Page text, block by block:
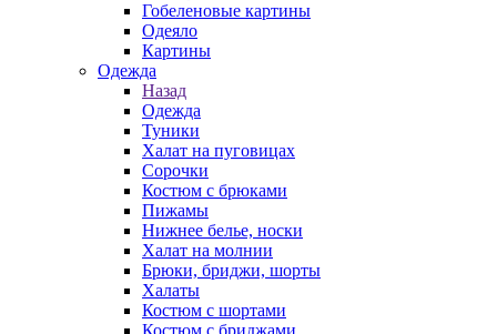
Гобеленовые картины
Одеяло
Картины
Одежда
Назад
Одежда
Туники
Халат на пуговицах
Сорочки
Костюм с брюками
Пижамы
Нижнее белье, носки
Халат на молнии
Брюки, бриджи, шорты
Халаты
Костюм с шортами
Костюм с бриджами